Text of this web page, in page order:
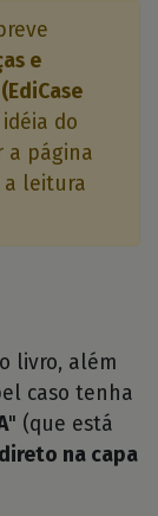
e
do
a página
a leitura
livro, além
caso tenha
" (que está
na capa